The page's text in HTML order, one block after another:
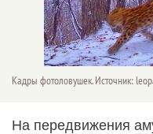
Кадры фотоловушек. Источник:
На передвижения